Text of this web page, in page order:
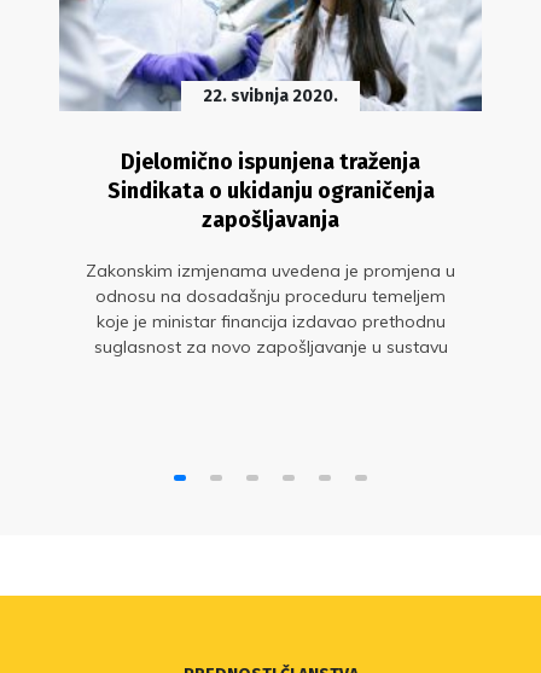
22. svibnja 2020.
Djelomično ispunjena traženja
Sindikata o ukidanju ograničenja
zapošljavanja
Zakonskim izmjenama uvedena je promjena u
odnosu na dosadašnju proceduru temeljem
koje je ministar financija izdavao prethodnu
suglasnost za novo zapošljavanje u sustavu